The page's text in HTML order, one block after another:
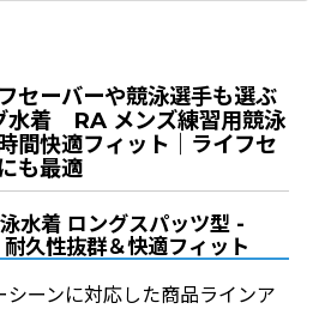
セーバーや競泳選手も選ぶ
水着 RA メンズ練習用競泳
間快適フィット｜ライフセ
も最適
水着 ロングスパッツ型 -
久性抜群＆快適フィット
シーンに対応した商品ラインア